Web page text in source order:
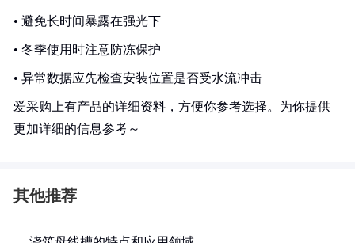
• 避免长时间暴露在强光下
• 冬季使用时注意防冻保护
• 异常数据应先检查安装位置是否受水流冲击
爱采购上有产品的详细资料，方便你参考选择。为你提供
更加详细的信息参考～
其他推荐